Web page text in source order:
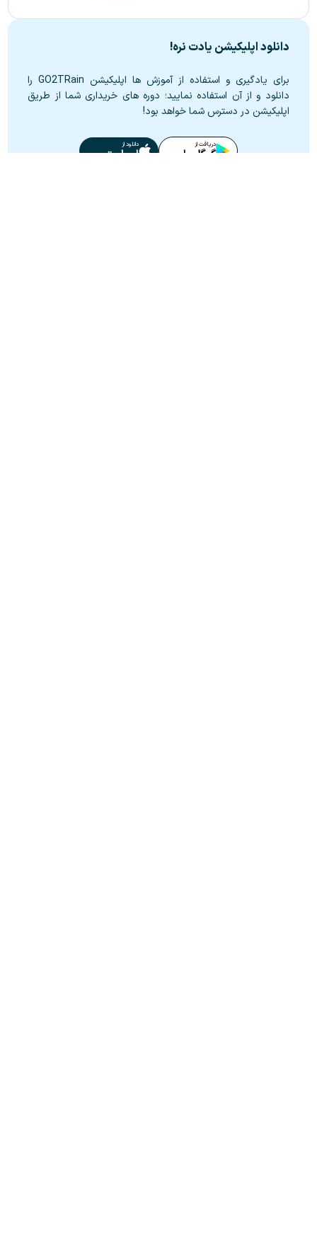
دانلود اپلیکیشن یادت نره!
برای یادگیری و استفاده از آموزش ها اپلیکیشن GO2TRain را
دانلود و از آن استفاده نمایید؛ دوره های خریداری شما از طریق
اپلیکیشن در دسترس شما خواهد بود!
دریافت از
گوگل پلی
دانلود از
اپ استور